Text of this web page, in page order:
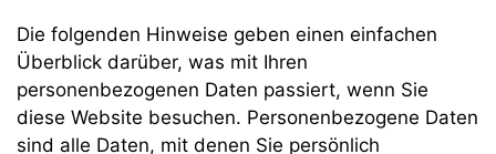
Die folgenden Hinweise geben einen einfachen
Überblick darüber, was mit Ihren
personenbezogenen Daten passiert, wenn Sie
diese Website besuchen. Personenbezogene Daten
sind alle Daten, mit denen Sie persönlich